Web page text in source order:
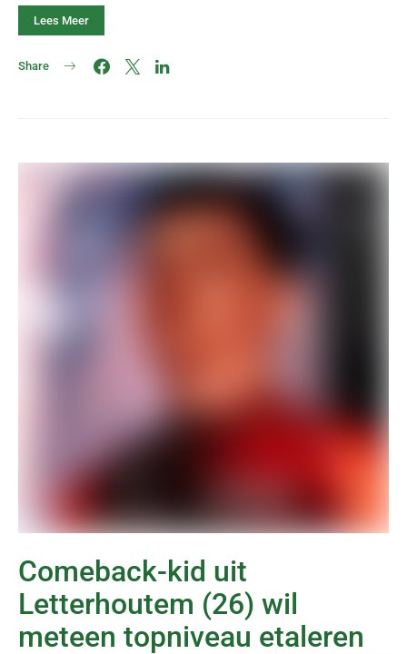
Lees Meer
Share
Comeback-kid uit
Letterhoutem (26) wil
meteen topniveau etaleren